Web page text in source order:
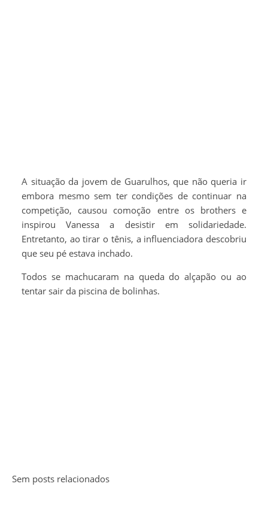
A situação da jovem de Guarulhos, que não queria ir
embora mesmo sem ter condições de continuar na
competição, causou comoção entre os brothers e
inspirou Vanessa a desistir em solidariedade.
Entretanto, ao tirar o tênis, a influenciadora descobriu
que seu pé estava inchado.
Todos se machucaram na queda do alçapão ou ao
tentar sair da piscina de bolinhas.
Sem posts relacionados